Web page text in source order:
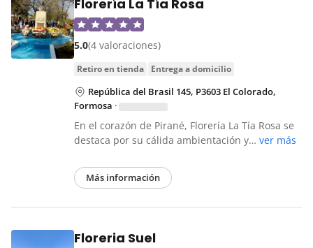
Florería La Tía Rosa
5.0(4 valoraciones)
retiro en tienda entrega a domicilio
República del Brasil 145, P3603 El Colorado,
Formosa ·
En el corazón de Pirané, Florería La Tía Rosa se
destaca por su cálida ambientación y… ver más
Más información
Floreria Suel